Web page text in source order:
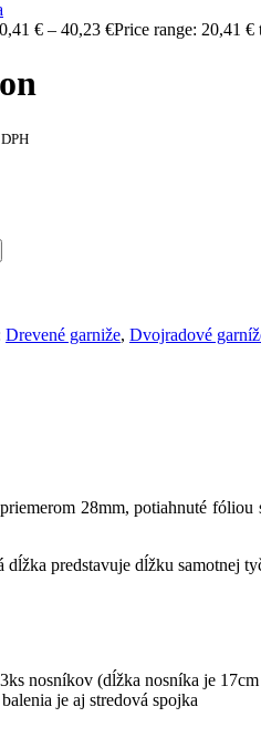
€ – 40,23 €Price range: 20,41
Drevené garniže, Dvojradové
28mm, potiahnuté
predstavuje dĺžku samotnej
nosníkov (dĺžka nosníka je
je aj stredová spojka